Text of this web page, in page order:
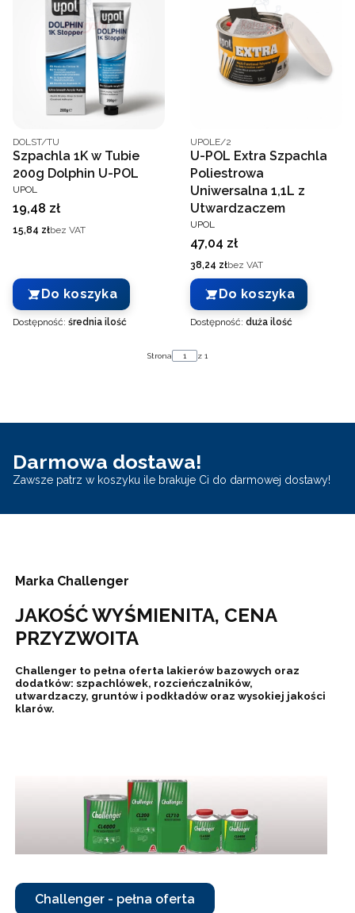
Kod producenta
DOLST/TU
Szpachla 1K w Tubie
200g Dolphin U-POL
PRODUCENT
UPOL
Cena
19,48 zł
Cena
15,84 złbez VAT
Do koszyka
Dostępność: średnia ilość
Kod producenta
UPOLE/2
U-POL Extra Szpachla
Poliestrowa
Uniwersalna 1,1L z
Utwardzaczem
PRODUCENT
UPOL
Cena
47,04 zł
Cena
38,24 złbez VAT
Do koszyka
Dostępność: duża ilość
Strona z 1
Darmowa dostawa!
Zawsze patrz w koszyku ile brakuje Ci do darmowej dostawy!
Marka Challenger
JAKOŚĆ WYŚMIENITA, CENA
PRZYZWOITA
Challenger to pełna oferta lakierów bazowych oraz
dodatków: szpachlówek, rozcieńczalników,
utwardzaczy, gruntów i podkładów oraz wysokiej jakości
klarów.
Challenger - pełna oferta